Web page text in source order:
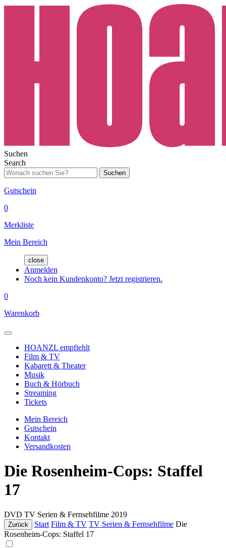
Suchen
Search
Suchen
Gutschein
0
Merkliste
Mein Bereich
close
Anmelden
Noch kein Kundenkonto? Jetzt registrieren.
0
Warenkorb
HOANZL empfiehlt
Film & TV
Kabarett & Theater
Musik
Buch & Hörbuch
Streaming
Tickets
Mein Bereich
Gutschein
Kontakt
Versandkosten
Die Rosenheim-Cops: Staffel
17
DVD TV Serien & Fernsehfilme 2019
Zurück Start Film & TV TV Serien & Fernsehfilme Die
Rosenheim-Cops: Staffel 17